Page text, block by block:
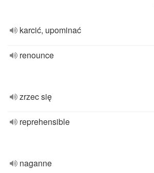
karcić, upominać
renounce
zrzec się
reprehensible
naganne